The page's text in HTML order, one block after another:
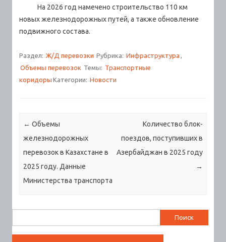
На 2026 год намечено строительство 110 км
новых железнодорожных путей, а также обновление
подвижного состава.
Раздел: Ж/Д перевозки Рубрика: Инфраструктура
Объемы перевозок Темы: Транспортные
коридоры Категории: Новости
Навигация по записям
← Объемы
железнодорожных
перевозок в Казахстане в
2025 году. Данные
Министерства транспорта
Количество блок-
поездов, поступивших в
Азербайджан в 2025 году
→